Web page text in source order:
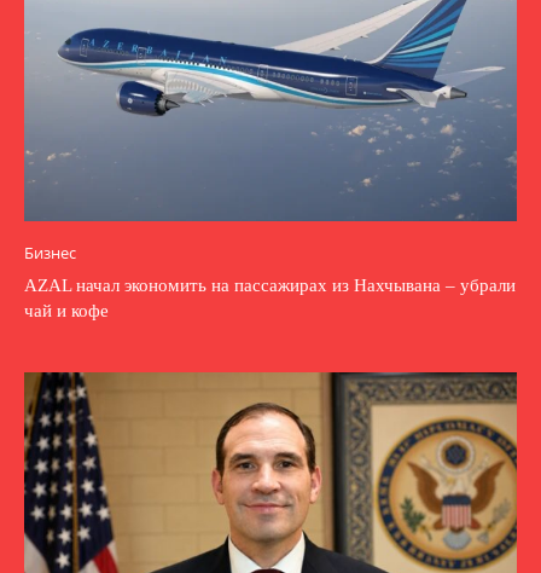
Бизнес
AZAL начал экономить на пассажирах из Нахчывана – убрали
чай и кофе